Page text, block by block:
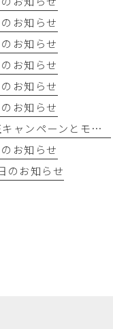
お知らせ
お知らせ
お知らせ
お知らせ
お知らせ
マウスピース矯正キャンペーンとモニター募集！
お知らせ
のお知らせ